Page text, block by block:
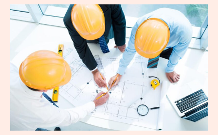
ASSISTENTE
TÉCNICO
PROCESSO
JUDICIAL
UBERLÂNDIA